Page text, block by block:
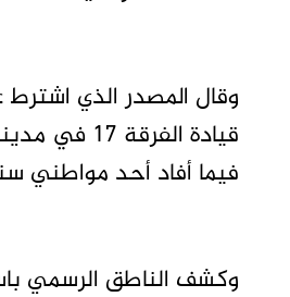
وقال المصدر الذي
قيادة الفرقة 17 في مدينة سنجة، عاصمة ولاية سنار”.
فيما أفاد أحد مواطني
وكشف الناطق الرسمي